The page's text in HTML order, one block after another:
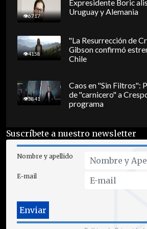
6717
Expresidente Boric
Uruguay y Alemania
4158
"La Resurrección de
Gibson confirmó
Chile
3841
Caos en "Sin Filtros":
de "carnicero" a
programa
Suscríbete a nuestro newsletter
Nombre y apellido
E-mail